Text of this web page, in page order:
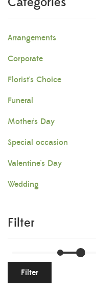
Arrangements
Corporate
Florist's Choice
Funeral
Mother's Day
Special occasion
Valentine's Day
Wedding
Filter
Filter